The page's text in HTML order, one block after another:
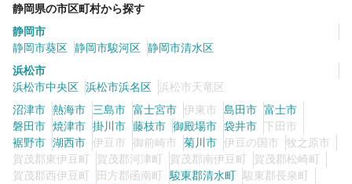
ヘアメイク・美容部員
ネイリスト
講師・インストラクター
雇用形態
正社員 契約社員・パート
静岡県の市区町村から探す
静岡市
静岡市葵区 静岡市駿河区 静岡市清水区
浜松市
浜松市中央区 浜松市浜名区
浜松市天竜区
沼津市 熱海市 三島市 富士宮市 伊東市 島田市 富士市
磐田市 焼津市 掛川市 藤枝市 御殿場市 袋井市
下田市
裾野市 湖西市 伊豆市 御前崎市 菊川市 伊豆の国市
牧之原市
賀茂郡東伊豆町
賀茂郡河津町 賀茂郡南伊豆町
賀茂郡松崎町
賀茂郡西伊豆町
田方郡函南町 駿東郡清水町 駿東郡長泉町